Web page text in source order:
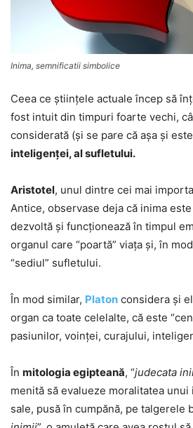
Inima, semnificatii simbolice
Ceea ce ştiinţele actuale încep să
fost intuit din timpuri foarte vechi,
considerată (şi se pare că aşa şi
inteligenţei, al sufletului.
Aristotel, unul dintre cei mai
Antice, observase deja că inima
dezvoltă și funcționează în timpul
organul care “poartă” viaţa şi, în
“sediul” sufletului.
În mod similar, Platon considera şi
organ ca toate celelalte, că este
pasiunilor, voinţei, curajului,
În mitologia egipteană, “judecata
menită să evalueze moralitatea
sale, pusă în cumpănă, pe talgerele